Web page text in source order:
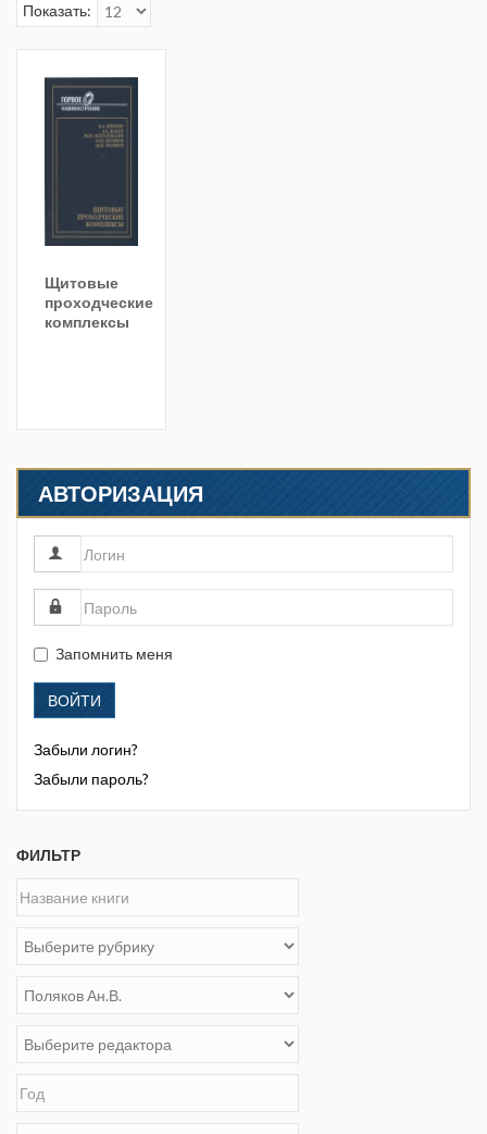
Показать:
Щитовые
проходческие
комплексы
АВТОРИЗАЦИЯ
Запомнить меня
ВОЙТИ
Забыли логин?
Забыли пароль?
ФИЛЬТР